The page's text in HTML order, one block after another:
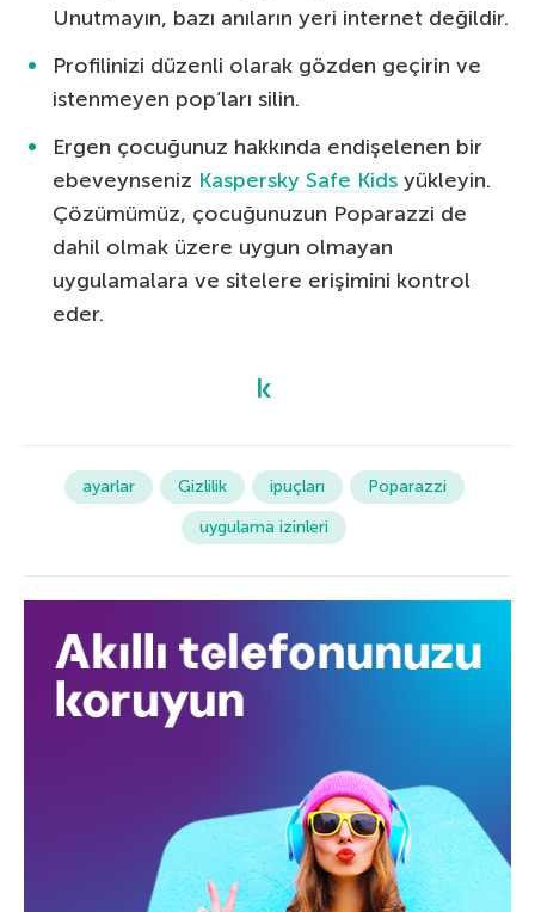
Unutmayın, bazı anıların yeri internet değildir.
Profilinizi düzenli olarak gözden geçirin ve
istenmeyen pop’ları silin.
Ergen çocuğunuz hakkında endişelenen bir
ebeveynseniz Kaspersky Safe Kids yükleyin.
Çözümümüz, çocuğunuzun Poparazzi de
dahil olmak üzere uygun olmayan
uygulamalara ve sitelere erişimini kontrol
eder.
ayarlar Gizlilik ipuçları
Poparazzi
uygulama izinleri